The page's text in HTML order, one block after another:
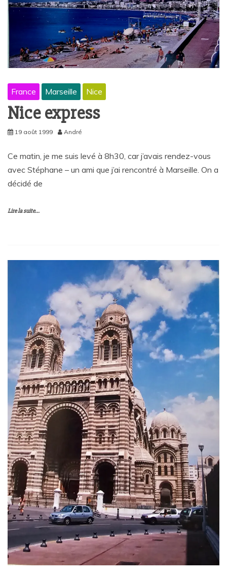
France Marseille Nice
Nice express
19 août 1999 André
Ce matin, je me suis levé à 8h30, car j’avais rendez-vous
avec Stéphane – un ami que j’ai rencontré à Marseille. On a
décidé de
Lire la suite...